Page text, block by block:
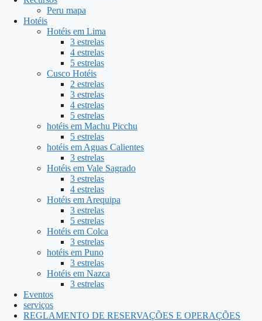
Peru mapa
Hotéis
Hotéis em Lima
3 estrelas
4 estrelas
5 estrelas
Cusco Hotéis
2 estrelas
3 estrelas
4 estrelas
5 estrelas
hotéis em Machu Picchu
5 estrelas
hotéis em Aguas Calientes
3 estrelas
Hotéis em Vale Sagrado
3 estrelas
4 estrelas
Hotéis em Arequipa
3 estrelas
5 estrelas
Hotéis em Colca
3 estrelas
hotéis em Puno
3 estrelas
Hotéis em Nazca
3 estrelas
Eventos
serviços
REGLAMENTO DE RESERVAÇÕES E OPERAÇÕES